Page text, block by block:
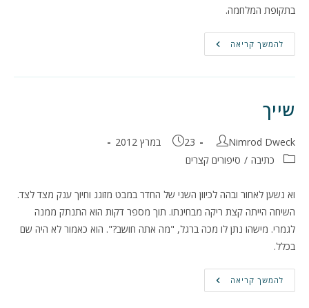
בתקופת המלחמה.
להמשך קריאה השחקן
שייך
מחבר:
Nimrod Dweck פורסם:
23 במרץ 2012
קטגוריה:כתיבה / סיפורים קצרים
וא נשען לאחור ובהה לכיוון השני של החדר במבט מזוגג וחיוך ענק מצד לצד.
השיחה הייתה קצת ריקה מבחינתו. תוך מספר דקות הוא התנתק ממנה
לגמרי. מישהו נתן לו מכה ברגל, "מה אתה חושב?". הוא כאמור לא היה שם
בכלל.
להמשך קריאה שייך